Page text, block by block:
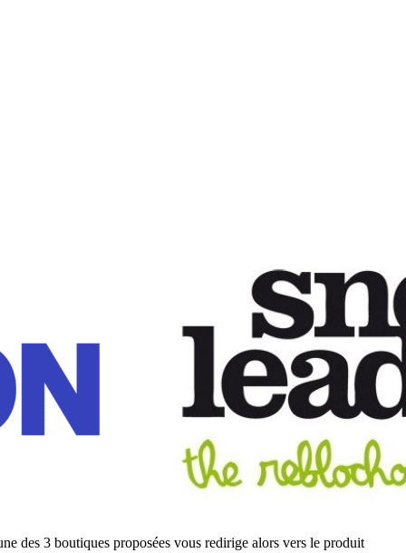
des 3 boutiques proposées vous redirige alors vers le produit